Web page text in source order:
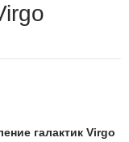
галактик Virgo